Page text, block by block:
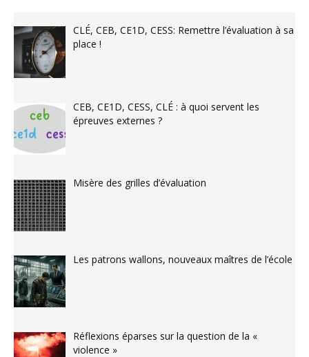
CLÉ, CEB, CE1D, CESS: Remettre l’évaluation à sa
place !
CEB, CE1D, CESS, CLÉ : à quoi servent les
épreuves externes ?
Misère des grilles d’évaluation
Les patrons wallons, nouveaux maîtres de l’école
Réflexions éparses sur la question de la «
violence »